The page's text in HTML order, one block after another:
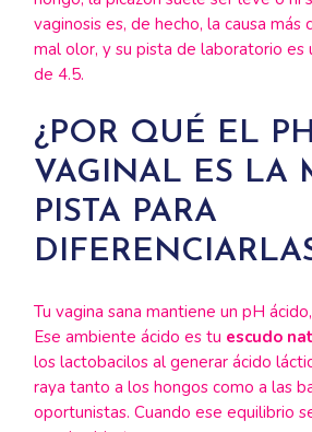
vaginosis es, de hecho, la causa más
mal olor, y su pista de laboratorio es
de 4.5.
¿POR QUÉ EL PH
VAGINAL ES LA
PISTA PARA
Tu vagina sana mantiene un pH
Ese ambiente ácido es tu escudo
los lactobacilos al generar ácido
raya tanto a los hongos como a las
oportunistas. Cuando ese equilibrio